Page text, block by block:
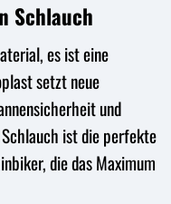
Schlauch
es ist eine
setzt neue
und
ist die perfekte
die das Maximum